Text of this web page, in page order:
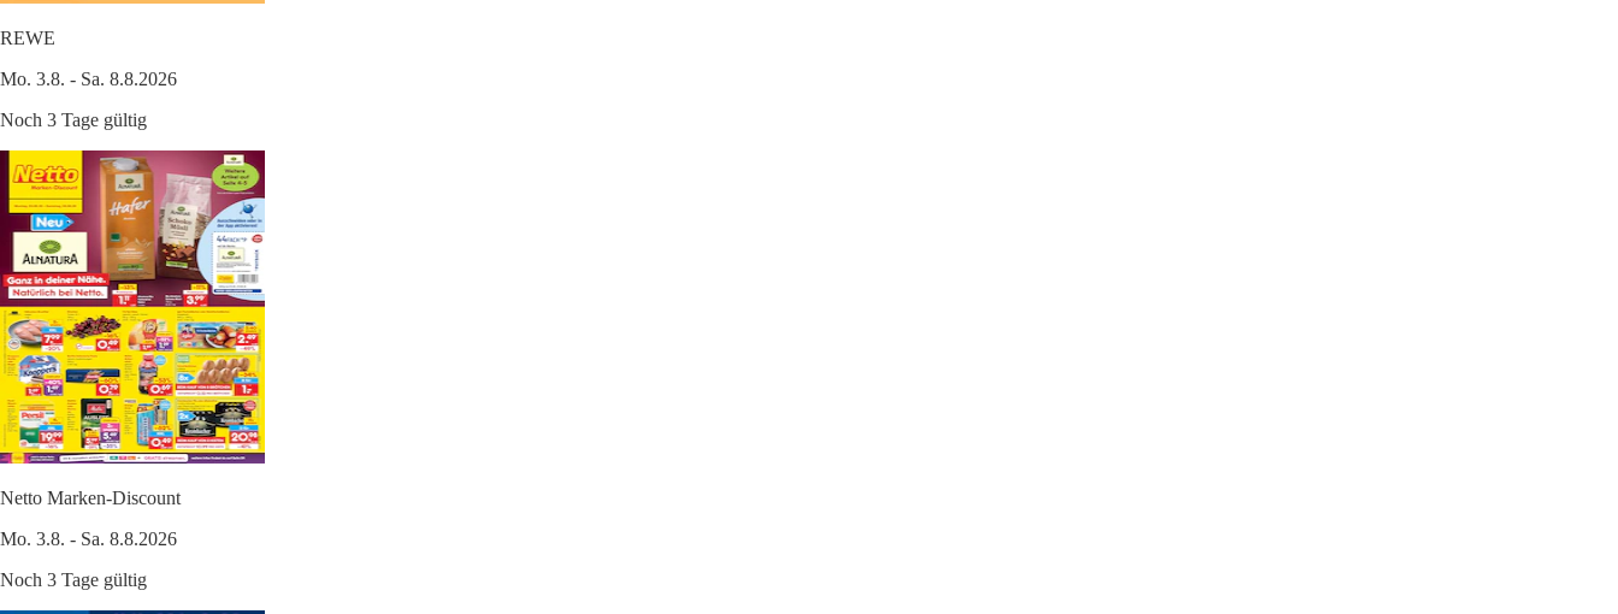
REWE
Mo. 3.8. - Sa. 8.8.2026
Noch 3 Tage gültig
Netto Marken-Discount
Mo. 3.8. - Sa. 8.8.2026
Noch 3 Tage gültig